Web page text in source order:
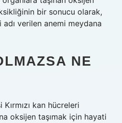
bir sonucu olarak,
verilen anemi meydana
NE
kan hücreleri
oksijen taşımak için hayati